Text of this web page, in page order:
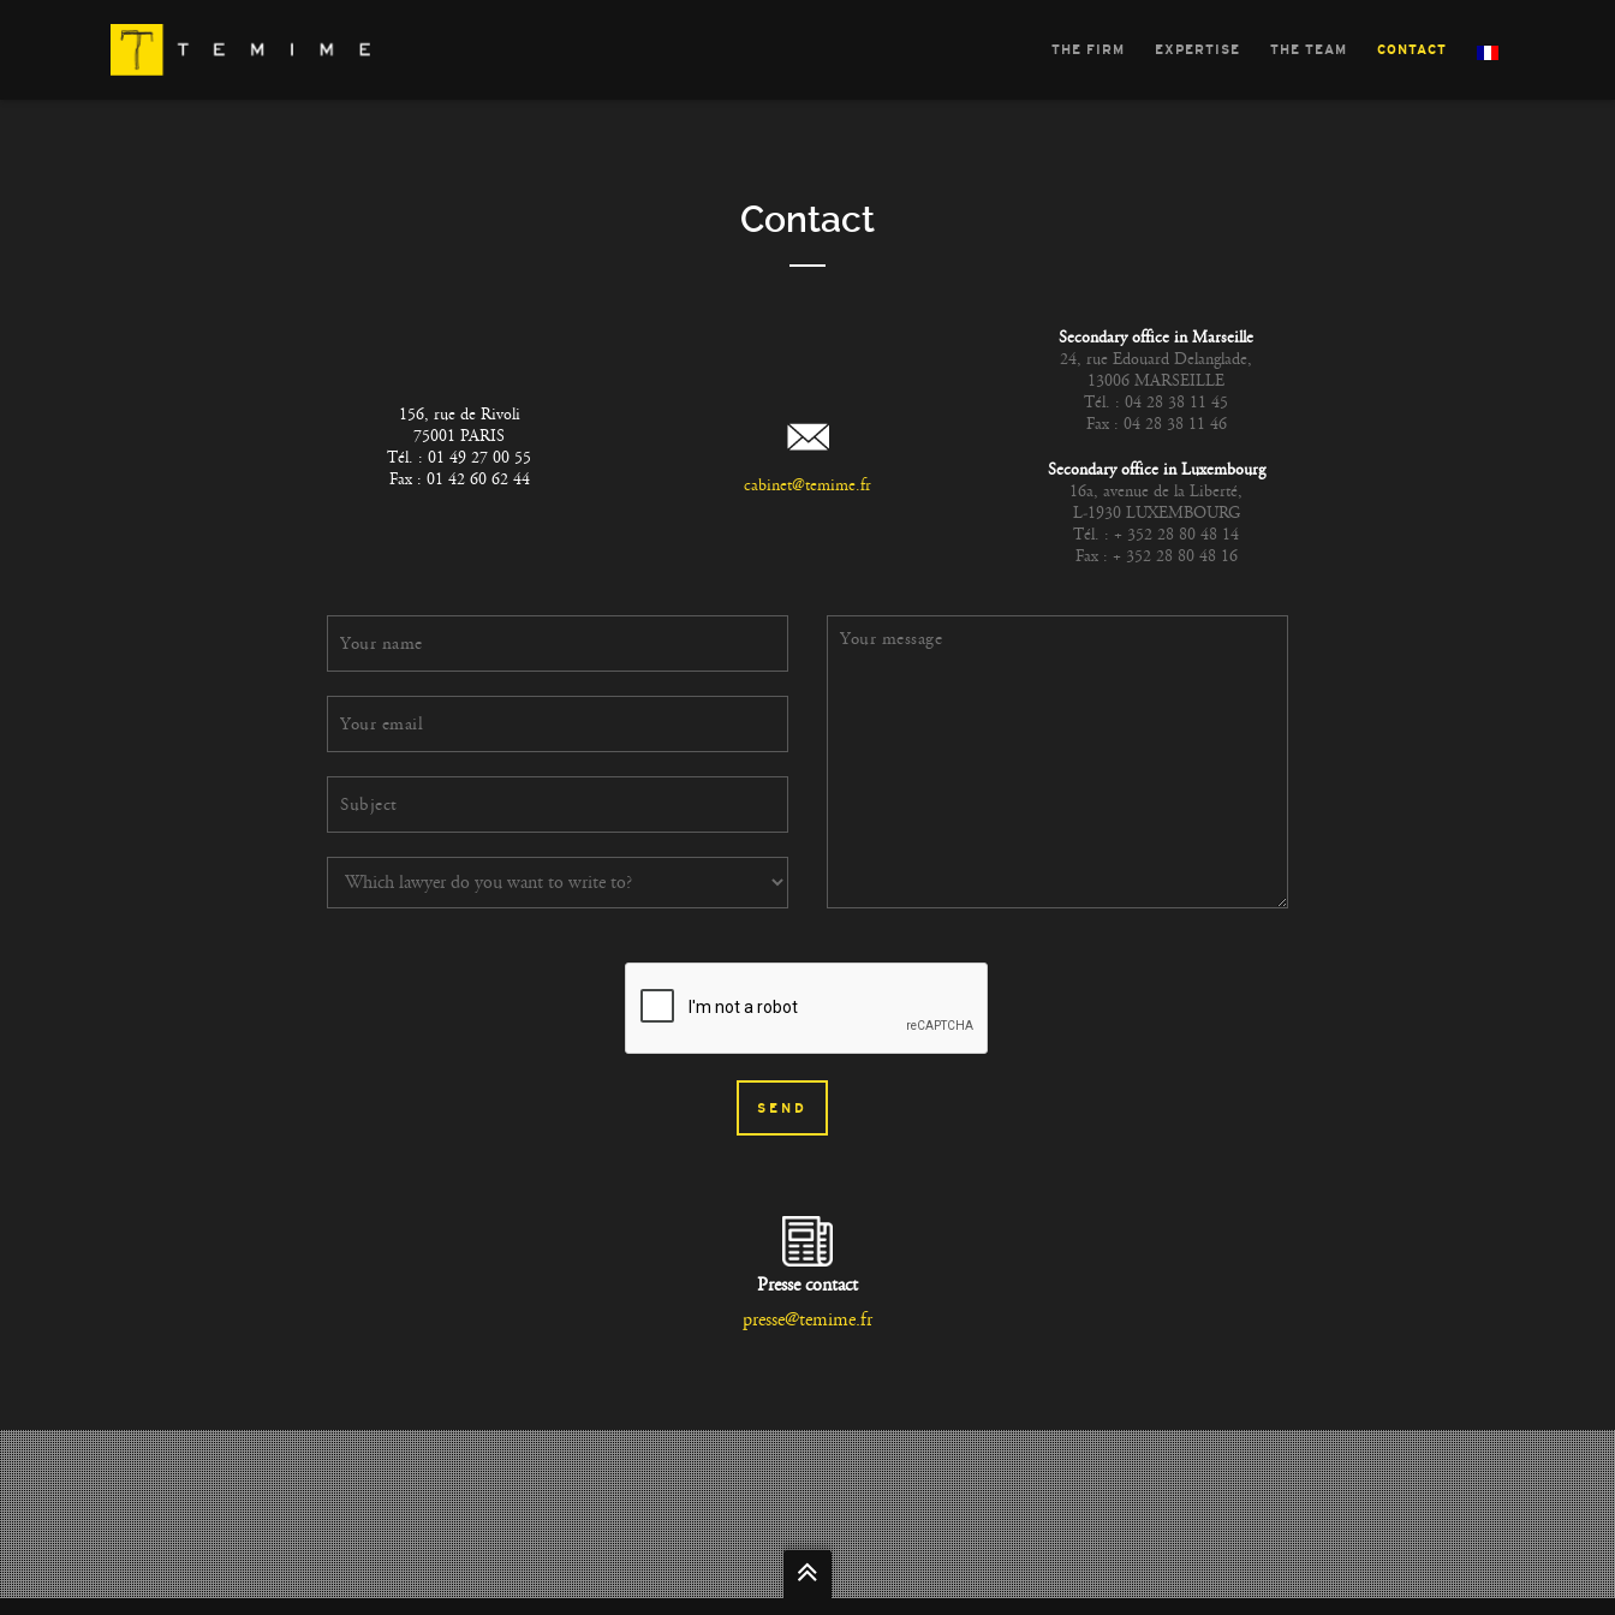
THE FIRM EXPERTISE THE TEAM CONTACT
Contact
156, rue de Rivoli
75001 PARIS
Tél. : 01 49 27 00 55
Fax : 01 42 60 62 44
cabinet@temime.fr
Secon­da­ry office in Marseille
24, rue Edouard Delanglade,
13006 MARSEILLE
Tél. : 04 28 38 11 45
Fax : 04 28 38 11 46
Secon­da­ry office in Luxembourg
16a, ave­nue de la Liberté,
L‑1930 LUXEMBOURG
Tél. : + 352 28 80 48 14
Fax : + 352 28 80 48 16
Presse contact
presse@temime.fr